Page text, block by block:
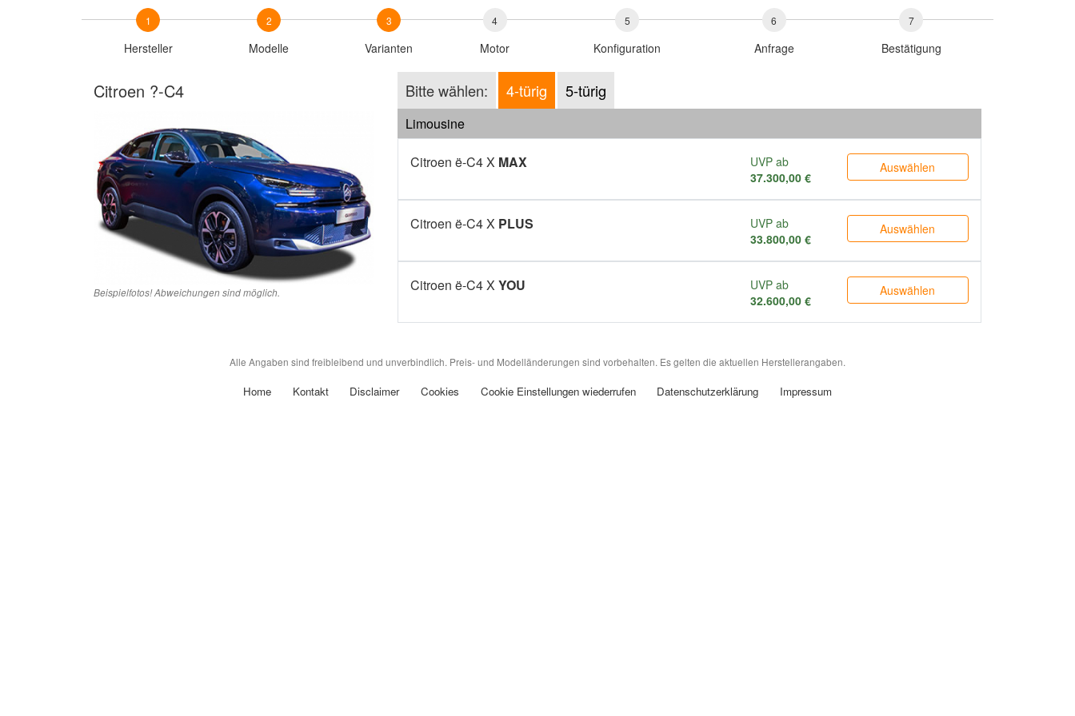
1
Hersteller
2
Modelle
3
Varianten
4
Motor
5
Konfiguration
6
Anfrage
7
Bestätigung
Citroen ?-C4
Beispielfotos! Abweichungen sind möglich.
Bitte wählen: 4-türig 5-türig
Limousine
Citroen ë-C4 X MAX
UVP ab
37.300,00 €
Auswählen
Citroen ë-C4 X PLUS
UVP ab
33.800,00 €
Auswählen
Citroen ë-C4 X YOU
UVP ab
32.600,00 €
Auswählen
Alle Angaben sind freibleibend und unverbindlich. Preis- und Modelländerungen sind vorbehalten. Es gelten die aktuellen Herstellerangaben.
Home Kontakt Disclaimer Cookies Cookie Einstellungen wiederrufen Datenschutzerklärung Impressum